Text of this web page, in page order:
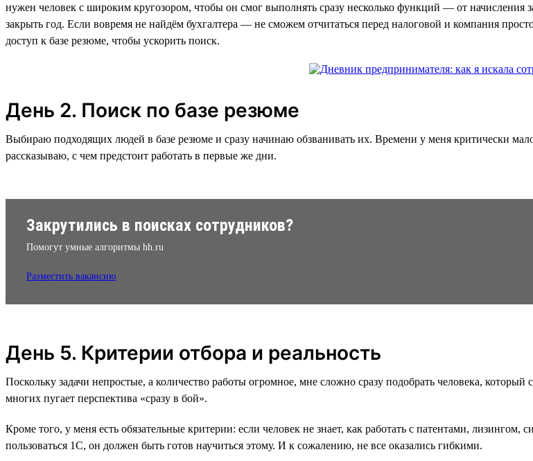
нужен человек с широким кругозором, чтобы он смог выполнять сразу несколько функций — от начисления
закрыть год. Если вовремя не найдём бухгалтера — не сможем отчитаться перед налоговой и компания
доступ к базе резюме, чтобы ускорить поиск.
День 2. Поиск по базе резюме
Выбираю подходящих людей в базе резюме и сразу начинаю обзванивать их. Времени у меня критически
рассказываю, с чем предстоит работать в первые же дни.
Закрутились в поисках сотрудников?
Помогут умные алгоритмы hh.ru
Разместить вакансию
День 5. Критерии отбора и реальность
Поскольку задачи непростые, а количество работы огромное, мне сложно сразу подобрать человека,
многих пугает перспектива «‎сразу в бой‎».
Кроме того, у меня есть обязательные критерии: если человек не знает, как работать с патентами,
пользоваться 1C, он должен быть готов научиться этому. И к сожалению, не все оказались гибкими.